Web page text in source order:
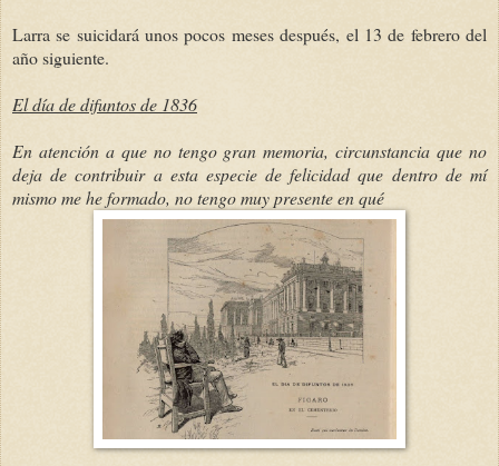
Larra se suicidará unos pocos meses después, el 13 de febrero del
año siguiente.
El día de difuntos de 1836
En atención a que no tengo gran memoria, circunstancia que no
deja de contribuir a esta especie de felicidad que dentro de mí
mismo me he formado, no tengo muy presente en qué